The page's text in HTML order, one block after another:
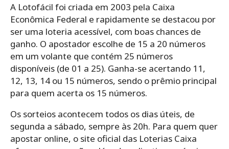
A Lotofácil foi criada em 2003 pela Caixa
Econômica Federal e rapidamente se destacou por
ser uma loteria acessível, com boas chances de
ganho. O apostador escolhe de 15 a 20 números
em um volante que contém 25 números
disponíveis (de 01 a 25). Ganha-se acertando 11,
12, 13, 14 ou 15 números, sendo o prêmio principal
para quem acerta os 15 números.
Os sorteios acontecem todos os dias úteis, de
segunda a sábado, sempre às 20h. Para quem quer
apostar online, o site oficial das Loterias Caixa